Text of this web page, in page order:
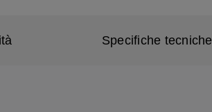
Specifiche tecniche